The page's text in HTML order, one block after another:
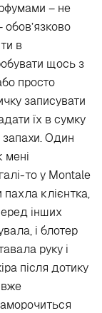
– не
в
щось з
просто
записувати
їх в сумку
запахи. Один
мені
то у Montale
клієнтка,
інших
і блотер
руку і
після дотику